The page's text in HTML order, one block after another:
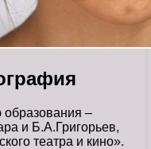
–
и Б.А.Григорьев,
театра и кино».